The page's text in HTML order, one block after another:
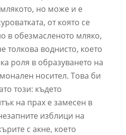
но може и е
от която се
в обезмасленото мляко,
толкова воднисто, което
роля в образуването на
носител. Това би
този: където
на прах е замесен в
изблици на
с акне, което